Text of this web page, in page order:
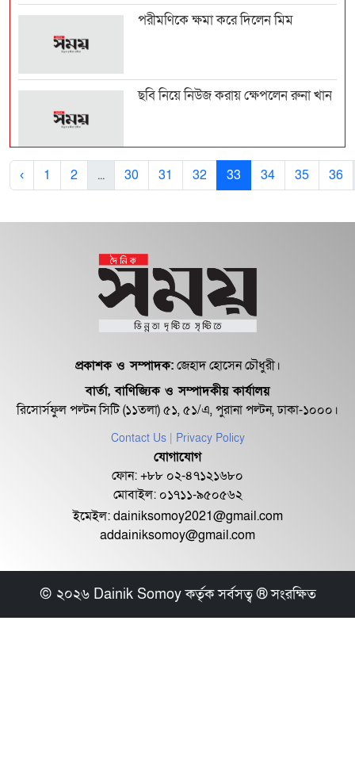
পরীমণিকে ক্ষমা করে দিলেন মিম
ছবি নিয়ে নিউজ করায় ক্ষেপলেন রুনা খান
বেপরোয়া গাড়ি চালিয়ে ভালোবাসা-সমর্থন
পেয়েছেন রাভি...
ব্রিটিশ তারক...
রুক্মিণীর ‘টাক মাথা’ অনুকরণ করছেন
ভক্তরা
আমাদের সঙ্গে কুকুরের মতো আচরণ করা
হয়: উরফি
উষ্ণতা ছড়াচ্ছেন স্বস্তিকাকন্যা, মায়ের
পথেই হাঁটবেন...
নতুন ছবিতে ইধিকা-রাজ
‹ 1 2 ... 30 31 32 33 34 35 36
প্রকাশক ও সম্পাদক:জেহাদ হোসেন চৌধুরী।
বার্তা, বাণিজ্যিক ও সম্পাদকীয় কার্যালয়
রিসোর্সফুল পল্টন সিটি (১১তলা) ৫১, ৫১/এ, পুরানা পল্টন, ঢাকা-১০০০।
Contact Us | Privacy Policy
যোগাযোগ
ফোন: +৮৮ ০২-৪৭১২১৬৮০
মোবাইল: ০১৭১১-৯৫০৫৬২
ইমেইল:dainiksomoy2021@gmail.com
addainiksomoy@gmail.com
© ২০২৬ Dainik Somoy কর্তৃক সর্বসত্ব ® সংরক্ষিত